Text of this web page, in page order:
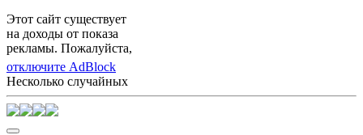
Этот сайт существует
на доходы от показа
рекламы. Пожалуйста,
отключите AdBlock
Несколько случайных